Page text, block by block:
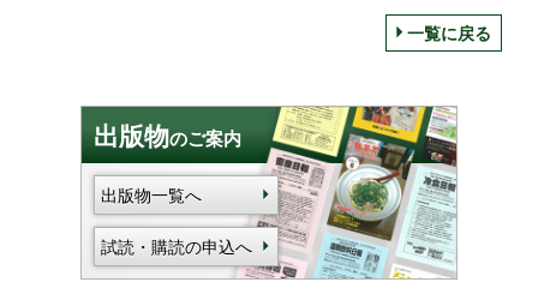
一覧に戻る
出版物のご案内
出版物一覧へ
試読・購読の申込へ